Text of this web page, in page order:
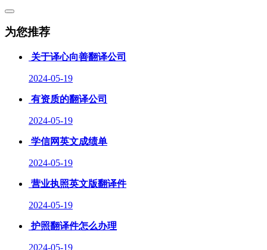
为您推荐
关于译心向善翻译公司
2024-05-19
有资质的翻译公司
2024-05-19
学信网英文成绩单
2024-05-19
营业执照英文版翻译件
2024-05-19
护照翻译件怎么办理
2024-05-19